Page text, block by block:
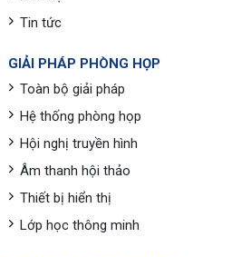
Tin tức
GIẢI PHÁP PHÒNG HỌP
Toàn bộ giải pháp
Hệ thống phòng họp
Hội nghị truyền hình
Âm thanh hội thảo
Thiết bị hiển thị
Lớp học thông minh